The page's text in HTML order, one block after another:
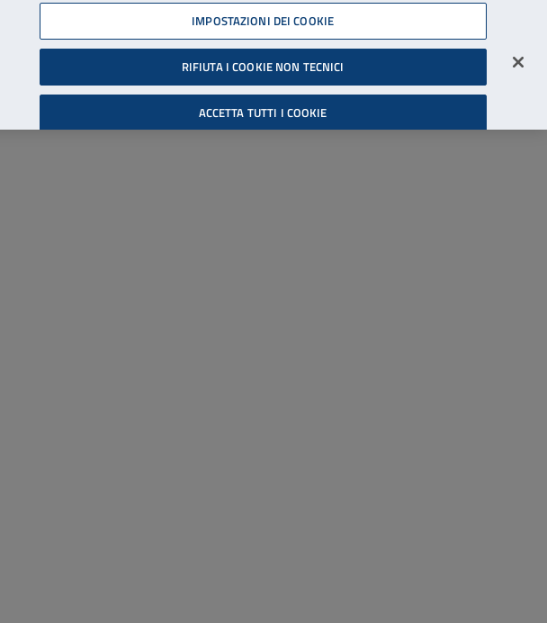
06 45539607
Accessibilità
Cerca
Accedi all'area riservata
IMPOSTAZIONI DEI COOKIE
RIFIUTA I COOKIE NON TECNICI
ACCETTA TUTTI I COOKIE